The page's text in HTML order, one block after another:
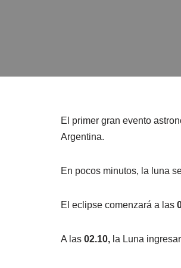
El primer gran evento
Argentina.
En pocos minutos, la luna
El eclipse comenzará a las
A las 02.10, la Luna